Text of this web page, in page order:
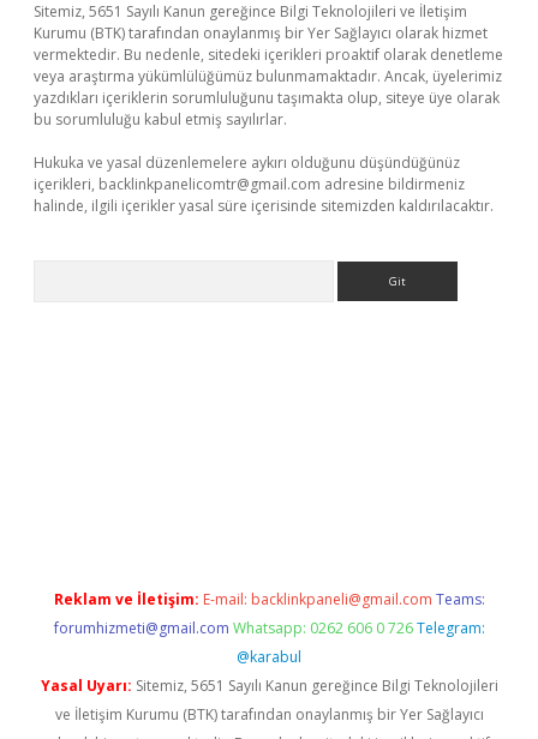
Sitemiz, 5651 Sayılı Kanun gereğince Bilgi Teknolojileri ve İletişim
Kurumu (BTK) tarafından onaylanmış bir Yer Sağlayıcı olarak hizmet
vermektedir. Bu nedenle, sitedeki içerikleri proaktif olarak denetleme
veya araştırma yükümlülüğümüz bulunmamaktadır. Ancak, üyelerimiz
yazdıkları içeriklerin sorumluluğunu taşımakta olup, siteye üye olarak
bu sorumluluğu kabul etmiş sayılırlar.
Hukuka ve yasal düzenlemelere aykırı olduğunu düşündüğünüz
içerikleri, backlinkpanelicomtr@gmail.com adresine bildirmeniz
halinde, ilgili içerikler yasal süre içerisinde sitemizden kaldırılacaktır.
Reklam ve İletişim: E-mail: backlinkpaneli@gmail.com Teams:
forumhizmeti@gmail.com Whatsapp: 0262 606 0 726 Telegram:
@karabul
Yasal Uyarı: Sitemiz, 5651 Sayılı Kanun gereğince Bilgi Teknolojileri
ve İletişim Kurumu (BTK) tarafından onaylanmış bir Yer Sağlayıcı